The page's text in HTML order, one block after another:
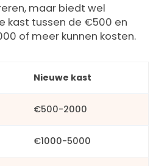
maar biedt wel
kast tussen de €500 en
of meer kunnen kosten.
Nieuwe kast
€500-2000
€1000-5000